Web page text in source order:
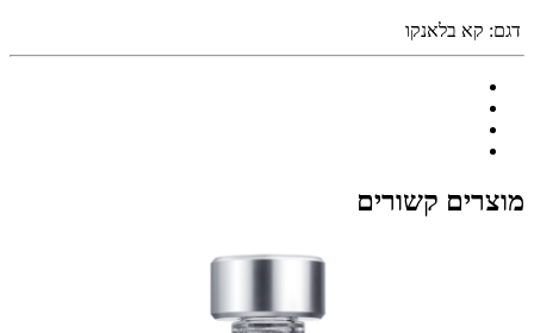
דגם: קא בלאנקו
מוצרים קשורים